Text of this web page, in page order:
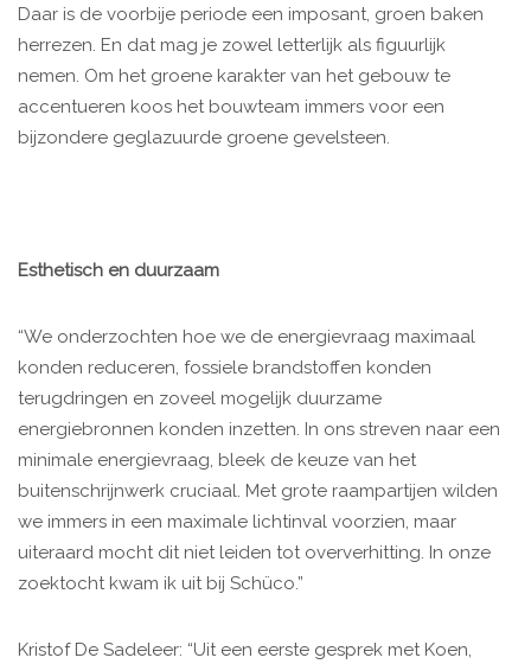
Daar is de voorbije periode een imposant, groen baken
herrezen. En dat mag je zowel letterlijk als figuurlijk
nemen. Om het groene karakter van het gebouw te
accentueren koos het bouwteam immers voor een
bijzondere geglazuurde groene gevelsteen.
Esthetisch en duurzaam
“We onderzochten hoe we de energievraag maximaal
konden reduceren, fossiele brandstoffen konden
terugdringen en zoveel mogelijk duurzame
energiebronnen konden inzetten. In ons streven naar een
minimale energievraag, bleek de keuze van het
buitenschrijnwerk cruciaal. Met grote raampartijen wilden
we immers in een maximale lichtinval voorzien, maar
uiteraard mocht dit niet leiden tot oververhitting. In onze
zoektocht kwam ik uit bij Schüco.”
Kristof De Sadeleer: “Uit een eerste gesprek met Koen,